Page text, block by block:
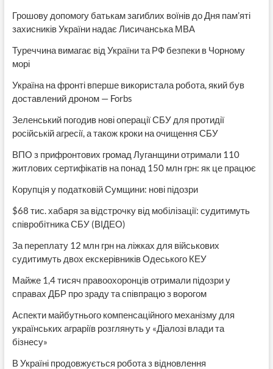
Грошову допомогу батькам загиблих воїнів до Дня пам’яті
захисників України надає Лисичанська МВА
Туреччина вимагає від України та РФ безпеки в Чорному
морі
Україна на фронті вперше використала робота, який був
доставлений дроном — Forbs
Зеленський погодив нові операції СБУ для протидії
російській агресії, а також кроки на очищення СБУ
ВПО з прифронтових громад Луганщини отримали 110
житлових сертифікатів на понад 150 млн грн: як це працює
Корупція у податковій Сумщини: нові підозри
$68 тис. хабаря за відстрочку від мобілізації: судитимуть
співробітника СБУ (ВІДЕО)
За переплату 12 млн грн на ліжках для військових
судитимуть двох екскерівників Одеського КЕУ
Майже 1,4 тисяч правоохоронців отримали підозри у
справах ДБР про зраду та співпрацю з ворогом
Аспекти майбутнього компенсаційного механізму для
українських аграріїв розглянуть у «Діалозі влади та
бізнесу»
В Україні продовжується робота з відновлення